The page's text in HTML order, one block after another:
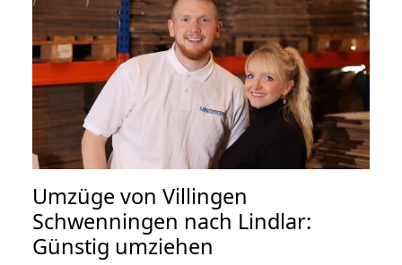
Umzüge von Villingen
Schwenningen nach Lindlar:
Günstig umziehen